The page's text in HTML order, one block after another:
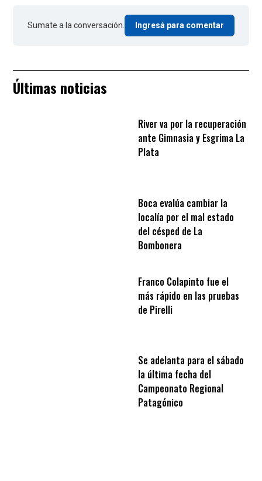
Sumate a la conversación. Ingresá para comentar
Últimas noticias
River va por la recuperación
ante Gimnasia y Esgrima La
Plata
Boca evalúa cambiar la
localía por el mal estado
del césped de La
Bombonera
Franco Colapinto fue el
más rápido en las pruebas
de Pirelli
Se adelanta para el sábado
la última fecha del
Campeonato Regional
Patagónico